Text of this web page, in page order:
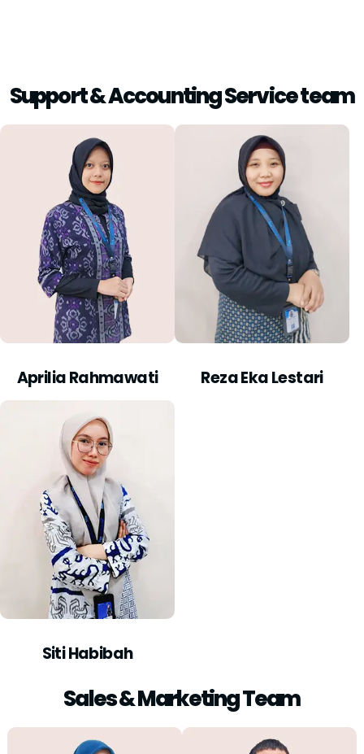
Support & Accounting Service team
Aprilia Rahmawati Reza Eka Lestari
Siti Habibah
Sales & Marketing Team